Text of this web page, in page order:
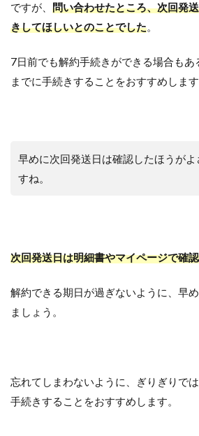
ですが、 問い合わせたところ、次回発
きしてほしいとのことでした。
7日前でも解約手続きができる場合も
までに手続きすることをおすすめします
早めに次回発送日は確認したほうが
すね。
次回発送日は明細書やマイページで確
解約できる期日が過ぎないように、早
ましょう。
忘れてしまわないように、ぎりぎりで
手続きすることをおすすめします。